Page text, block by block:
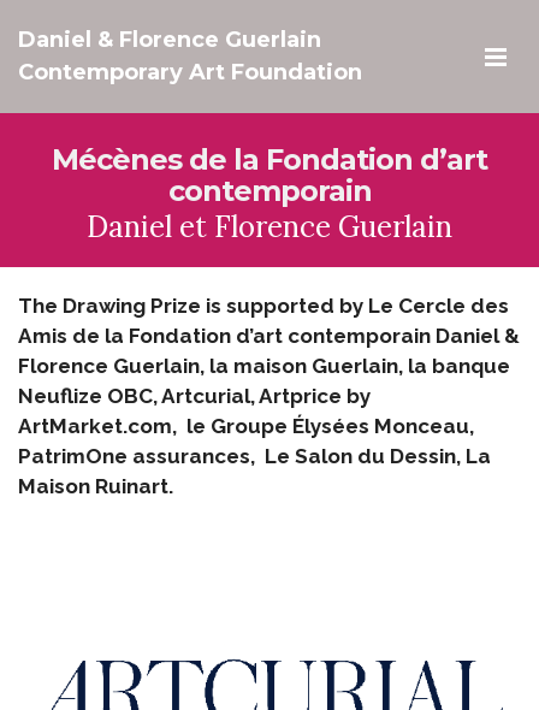
Daniel & Florence Guerlain
Contemporary Art Foundation
Mécènes de la Fondation d’art
contemporain
Daniel et Florence Guerlain
The Drawing Prize is supported by Le Cercle des
Amis de la Fondation d’art contemporain Daniel &
Florence Guerlain, la maison Guerlain, la banque
Neuflize OBC, Artcurial, Artprice by
ArtMarket.com, le Groupe Élysées Monceau,
PatrimOne assurances, Le Salon du Dessin, La
Maison Ruinart.